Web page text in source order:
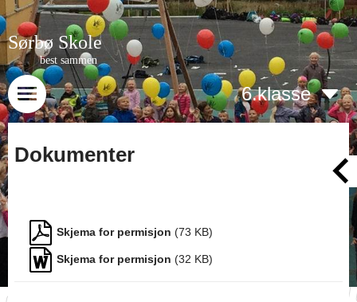
Sørbø Skole
best sammen
6.klasse
Dokumenter
Skjema for permisjon (73 KB)
Skjema for permisjon (32 KB)